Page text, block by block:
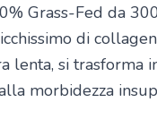
Grass-Fed da
di
lenta, si trasforma
morbidezza